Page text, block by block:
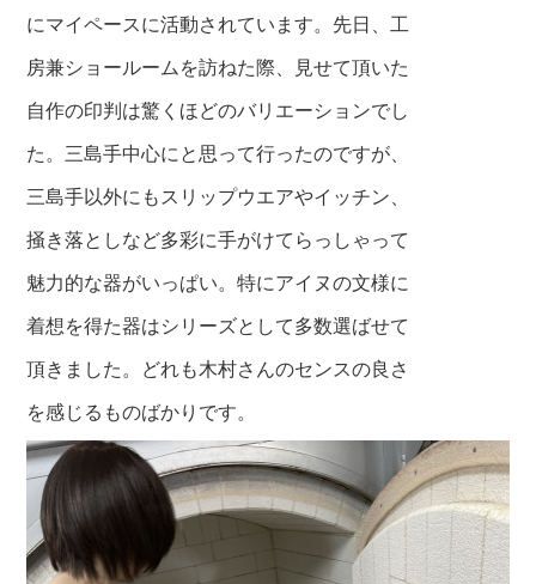
にマイペースに活動されています。先日、工
房兼ショールームを訪ねた際、見せて頂いた
自作の印判は驚くほどのバリエーションでし
た。三島手中心にと思って行ったのですが、
三島手以外にもスリップウエアやイッチン、
掻き落としなど多彩に手がけてらっしゃって
魅力的な器がいっぱい。特にアイヌの文様に
着想を得た器はシリーズとして多数選ばせて
頂きました。どれも木村さんのセンスの良さ
を感じるものばかりです。